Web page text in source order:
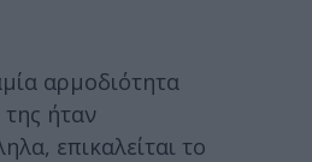
αρμοδιότητα
ήταν
επικαλείται το